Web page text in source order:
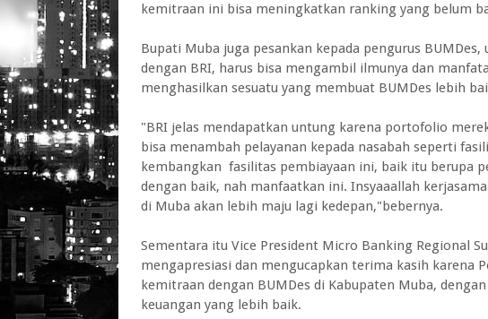
kemitraan ini bisa meningkatkan ranking yang belum
Bupati Muba juga pesankan kepada pengurus
dengan BRI, harus bisa mengambil ilmunya dan
menghasilkan sesuatu yang membuat BUMDes lebih
"BRI jelas mendapatkan untung karena portofolio
bisa menambah pelayanan kepada nasabah seperti
kembangkan fasilitas pembiayaan ini, baik itu berupa
dengan baik, nah manfaatkan ini. Insyaaallah
di Muba akan lebih maju lagi kedepan,"bebernya.
Sementara itu Vice President Micro Banking Regional
mengapresiasi dan mengucapkan terima kasih karena
kemitraan dengan BUMDes di Kabupaten Muba,
keuangan yang lebih baik.